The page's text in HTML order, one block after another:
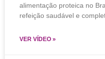
alimentação proteica no
refeição saudável e
VER VÍDEO »